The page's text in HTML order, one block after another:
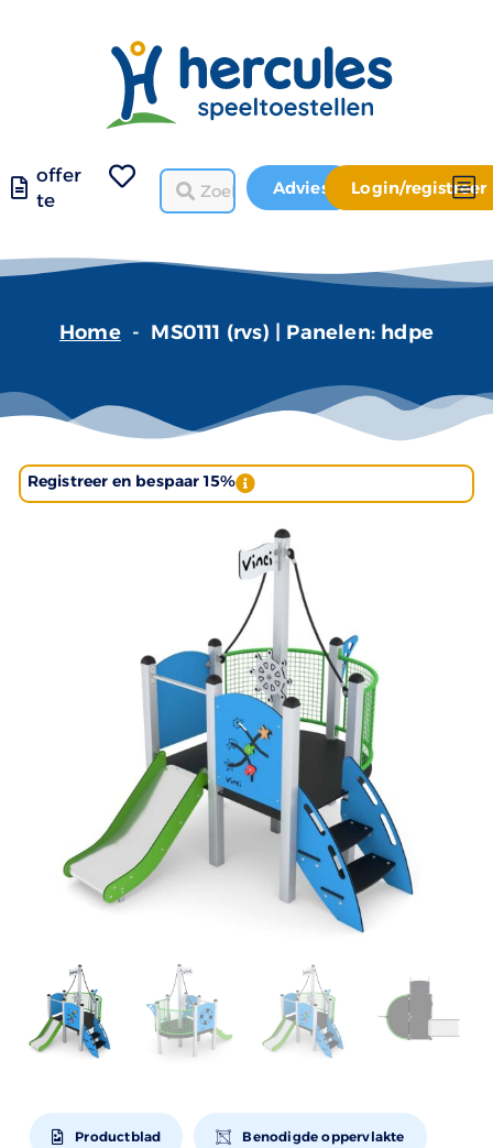
offer
te
Advies Login/registreer
Home - MS0111 (rvs) | Panelen: hdpe
Registreer en bespaar 15%
Productblad Benodigde oppervlakte